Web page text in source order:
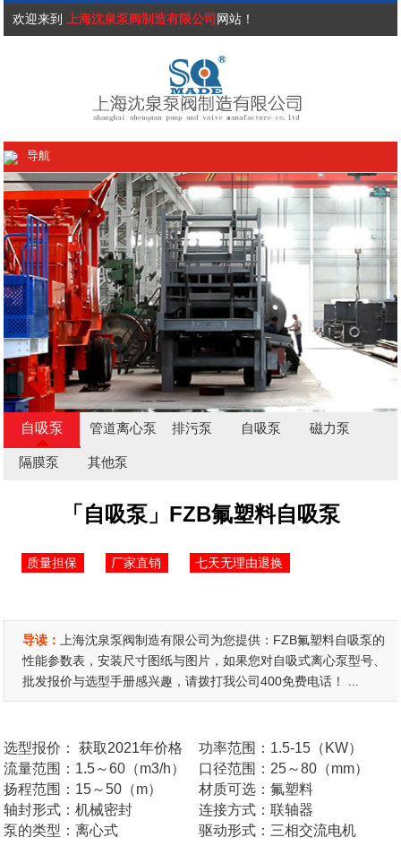
欢迎来到 上海沈泉泵阀制造有限公司 网站！
导航
自吸泵 管道离心泵 排污泵 自吸泵 磁力泵
隔膜泵 其他泵
「自吸泵」FZB氟塑料自吸泵
质量担保 厂家直销 七天无理由退换
导读：
上海沈泉泵阀制造有限公司为您提供：FZB氟塑料自吸泵的
性能参数表，安装尺寸图纸与图片，如果您对自吸式离心泵型号、
批发报价与选型手册感兴趣，请拨打我公司400免费电话！ ...
选型报价：
获取2021年价格
流量范围：1.5～60（m3/h）
扬程范围：15～50（m）
轴封形式：机械密封
泵的类型：离心式
功率范围：1.5-15（KW）
口径范围：25～80（mm）
材质可选：氟塑料
连接方式：联轴器
驱动形式：三相交流电机